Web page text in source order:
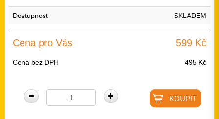
Dostupnost SKLADEM
Cena pro Vás 599 Kč
Cena bez DPH 495 Kč